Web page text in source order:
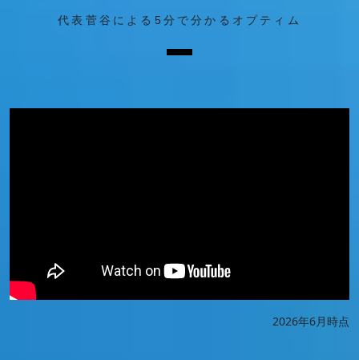
代表菅谷による5分で分かるオプティム
2026年6月時点